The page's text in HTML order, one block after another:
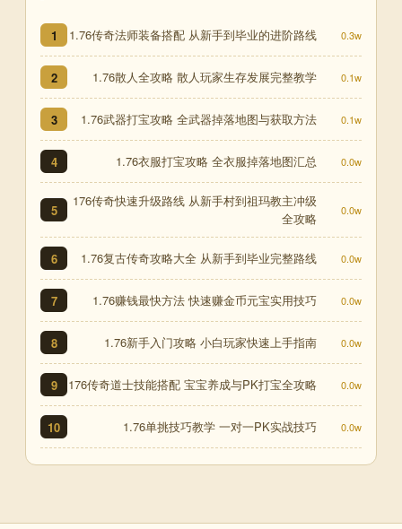
1 1.76传奇法师装备搭配 从新手到毕业的进阶路线 0.3w
2 1.76散人全攻略 散人玩家生存发展完整教学 0.1w
3 1.76武器打宝攻略 全武器掉落地图与获取方法 0.1w
4 1.76衣服打宝攻略 全衣服掉落地图汇总 0.0w
5
176传奇快速升级路线 从新手村到祖玛教主冲级
全攻略
0.0w
6 1.76复古传奇攻略大全 从新手到毕业完整路线 0.0w
7 1.76赚钱最快方法 快速赚金币元宝实用技巧 0.0w
8 1.76新手入门攻略 小白玩家快速上手指南 0.0w
9 176传奇道士技能搭配 宝宝养成与PK打宝全攻略 0.0w
10 1.76单挑技巧教学 一对一PK实战技巧 0.0w